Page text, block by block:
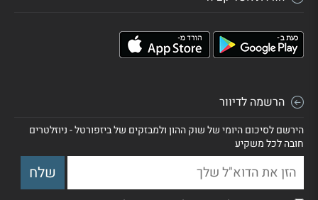
הרשמה לדיוור
הירשם לסיכום היומי של שוק ההון ולמבזקים של ביזפורטל - ניוזלטרים
חובה לכל משקיע